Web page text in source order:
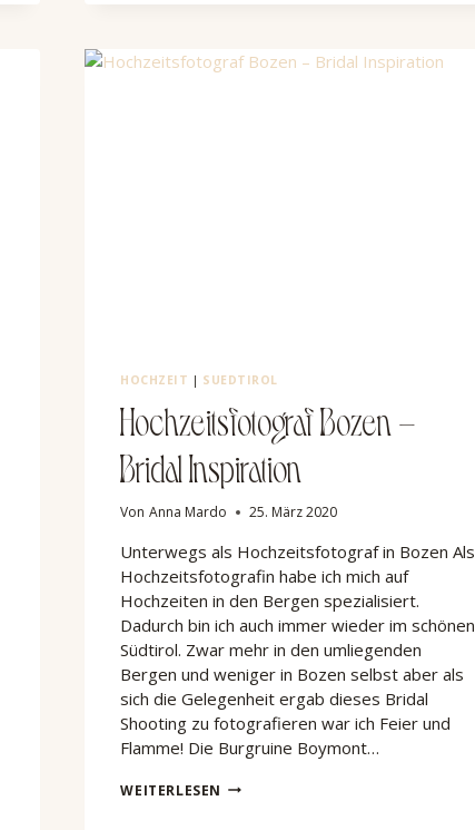
HOCHZEIT | SUEDTIROL
Hochzeitsfotograf Bozen –
Bridal Inspiration
Von Anna Mardo 25. März 2020
Unterwegs als Hochzeitsfotograf in Bozen Als
Hochzeitsfotografin habe ich mich auf
Hochzeiten in den Bergen spezialisiert.
Dadurch bin ich auch immer wieder im schönen
Südtirol. Zwar mehr in den umliegenden
Bergen und weniger in Bozen selbst aber als
sich die Gelegenheit ergab dieses Bridal
Shooting zu fotografieren war ich Feier und
Flamme! Die Burgruine Boymont…
WEITERLESEN HOCHZEITSFOTOGRAF